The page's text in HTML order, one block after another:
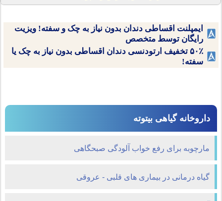
ایمپلنت اقساطی دندان بدون نیاز به چک و سفته! ویزیت
رایگان توسط متخصص
۵۰٪ تخفیف ارتودنسی دندان اقساطی بدون نیاز به چک یا
سفته!
داروخانه گیاهی بیتوته
مارچوبه برای رفع خواب آلودگی صبحگاهی
گیاه درمانی در بیماری های قلبی - عروقی